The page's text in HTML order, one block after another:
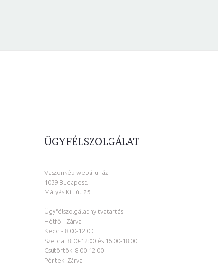
ÜGYFÉLSZOLGÁLAT
Vaszonkép webáruház
1039 Budapest.
Mátyás Kir. út 25.
Ügyfélszolgálat nyitvatartás:
Hétfő - Zárva
Kedd - 8:00-12:00
Szerda: 8:00-12:00 és 16:00-18:00
Csütörtök: 8:00-12:00
Péntek: Zárva